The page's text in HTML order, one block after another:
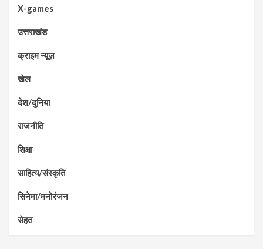
X-games
उत्तराखंड
क्राइम न्यूज़
खेल
देश/दुनिया
राजनीति
शिक्षा
साहित्य/संस्कृति
सिनेमा/मनोरंजन
सेहत